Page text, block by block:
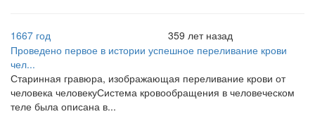
1667 год
359 лет назад
Проведено первое в истории успешное переливание крови
чел...
Старинная гравюра, изображающая переливание крови от
человека человекуСистема кровообращения в человеческом
теле была описана в...